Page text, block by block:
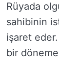
Rüyada
sahibinin
işaret
bir